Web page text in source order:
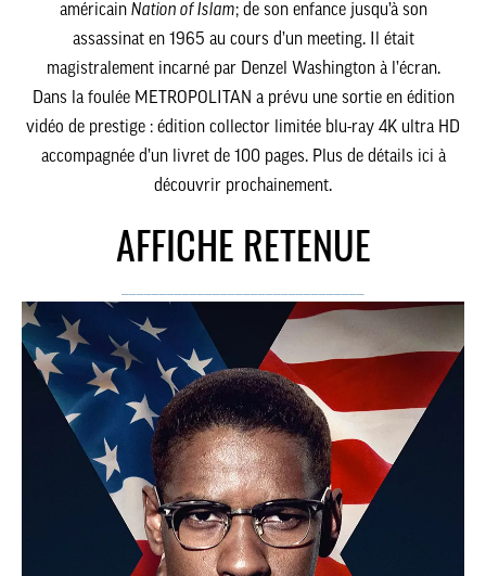
américain Nation of Islam; de son enfance jusqu’à son
assassinat en 1965 au cours d’un meeting. Il était
magistralement incarné par Denzel Washington à l’écran.
Dans la foulée METROPOLITAN a prévu une sortie en édition
vidéo de prestige : édition collector limitée blu-ray 4K ultra HD
accompagnée d’un livret de 100 pages. Plus de détails ici à
découvrir prochainement.
AFFICHE RETENUE